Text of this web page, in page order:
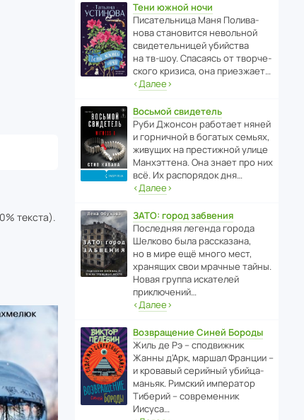
текста).
Тени южной ночи
Писа­тель­ница Маня Поли­ва­
нова стано­вится невольной
свиде­тель­ницей убийства
на тв-шоу. Спасаясь от твор­че­
с­кого кризиса, она приезжает…
‹Далее›
Восьмой свидетель
Руби Джонсон рабо­тает няней
и горни­чной в богатых семьях,
живущих на прес­ти­жной улице
Манх­эт­тена. Она знает про них
всё. Их распо­рядок дня…
‹Далее›
ЗАТО: город забвения
После­дняя легенда города
Шелково была расска­зана,
но в мире ещё много мест,
хранящих свои мрачные тайны.
Новая группа иска­телей
приключений…
‹Далее›
Возвращение Синей Бороды
Жиль де Рэ – спод­ви­жник
Жанны д’Арк, маршал Франции –
и кровавый серийный убийца-
маньяк. Римский импе­ратор
Тиберий – совре­менник
Иисуса…